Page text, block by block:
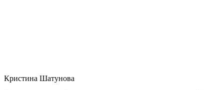
Кристина Шатунова